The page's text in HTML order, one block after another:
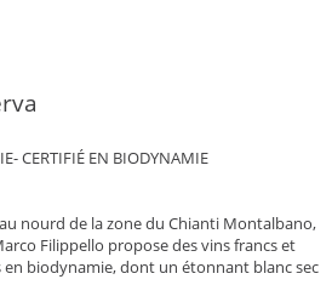
CERTIFIÉ EN BIODYNAMIE
nourd de la zone du Chianti Montalbano,
Filippello propose des vins francs et
biodynamie, dont un étonnant blanc sec